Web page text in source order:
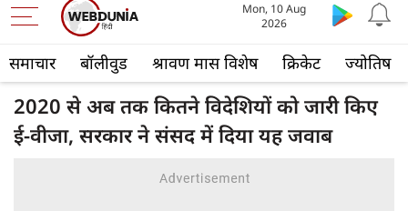
समाचार बॉलीवुड श्रावण मास विशेष क्रिकेट ज्योतिष
Mon, 10 Aug
2026
2020 से अब तक कितने विदेशियों को जारी किए
ई-वीजा, सरकार ने संसद में दिया यह जवाब